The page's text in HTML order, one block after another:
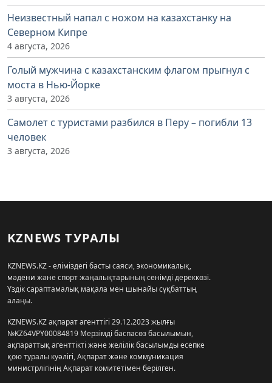
Неизвестный напал с ножом на казахстанку на
Северном Кипре
4 августа, 2026
Голый мужчина с казахстанским флагом прыгнул с
моста в Нью-Йорке
3 августа, 2026
Самолет с туристами разбился в Перу – погибли 13
человек
3 августа, 2026
KZNEWS ТУРАЛЫ
KZNEWS.KZ - еліміздегі басты саяси, экономикалық,
мәдени және спорт жаңалықтарының сенімді дереккөзі.
Үздік сараптамалық мақала мен шынайы сұқбаттың
алаңы.
KZNEWS.KZ ақпарат агенттігі 29.12.2023 жылғы
№KZ64VPY00084819 Мерзімді баспасөз басылымын,
ақпараттық агенттікті және желілік басылымды есепке
қою туралы куәлігі, Ақпарат және коммуникация
министрлігінің Ақпарат комитетімен берілген.